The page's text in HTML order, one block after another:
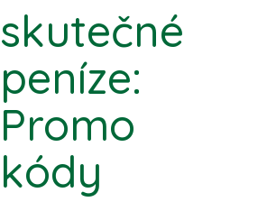
skutečné
peníze:
Promo
kódy